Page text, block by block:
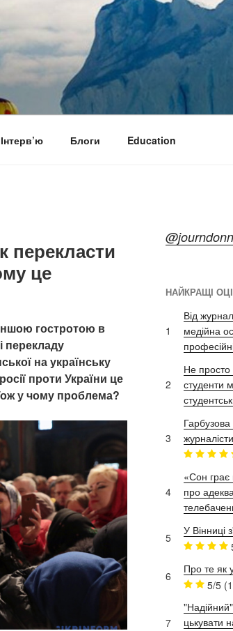
Інтерв’ю Блоги Education
перекласти
це
гостротою в
перекладу
на українську
проти України це
у чому проблема?
НАЙКРАЩІ
1
Від
медійна
2
Не просто
студенти
3
4
«Сон грає
про
5
У Вінниці
6
Про те як
5/5
7
цькувати